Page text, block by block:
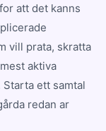
att det kanns
vill prata, skratta
aktiva
ett samtal
redan ar